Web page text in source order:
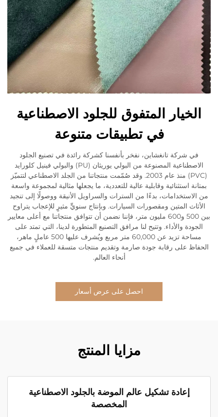
الخيار المتفوق للجلود الاصطناعية
في تطبيقات متنوعة
في شركة تانغشاين، نفخر بأنفسنا كشركة رائدة في تصنيع الجلود
الاصطناعية المصنوعة من البولي يوريثان (PU) والبولي فينيل كلورايد
(PVC) منذ عام 2003. وقد صُمّمت منتجاتنا من الجلد الاصطناعي لتتميّز
بمتانة استثنائية وقابلية عالية للتعددية، ما يجعلها مثالية لمجموعة واسعة
من الاستخدامات، بدءًا من السترات والسراويل الأنيقة ووصولًا إلى تنجيد
الأثاث المتين ومقصورات السيارات. وبإنتاج سنويٍّ مثيرٍ للإعجاب يتراوح
بين 500 و600 مليون متر، فإننا نضمن أن تتوافق منتجاتنا مع أعلى معايير
الجودة والأداء. وتتيح لنا مرافق التصنيع المتطورة لدينا، التي تمتد على
مساحة تزيد عن 60,000 متر مربع ويُشرف عليها 500 عاملٍ ماهر،
الحفاظ على رقابة جودة صارمة وتقديم منتجات متسقة للعملاء في جميع
أنحاء العالم.
احصل على عرض أسعار
مزايا المنتج
إعادة تشكيل عالم الموضة بالجلود الاصطناعية
المخصصة